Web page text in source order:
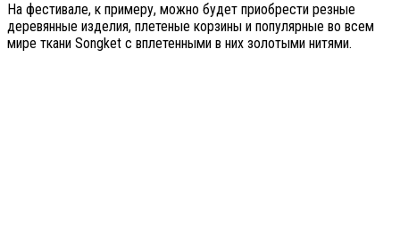
На фестивале, к примеру, можно будет приобрести резные
деревянные изделия, плетеные корзины и популярные во всем
мире ткани Songket с вплетенными в них золотыми нитями.